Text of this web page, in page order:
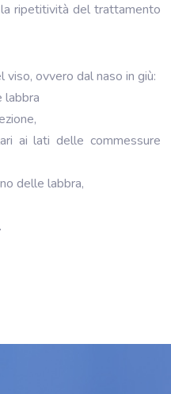
ripetitività del trattamento
ovvero dal naso in giù:
labbra
ai lati delle commessure
delle labbra,